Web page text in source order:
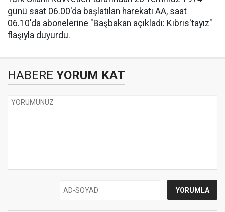
günü saat 06.00'da başlatılan harekatı AA, saat
06.10'da abonelerine "Başbakan açıkladı: Kıbrıs'tayız"
flaşıyla duyurdu.
HABERE YORUM KAT